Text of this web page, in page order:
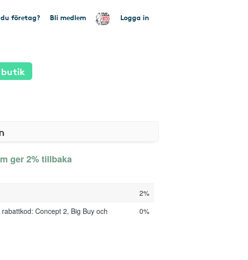
företag? Bli medlem Logga in
butik
ger 2% tillbaka
2%
Concept 2, Big Buy och
0%